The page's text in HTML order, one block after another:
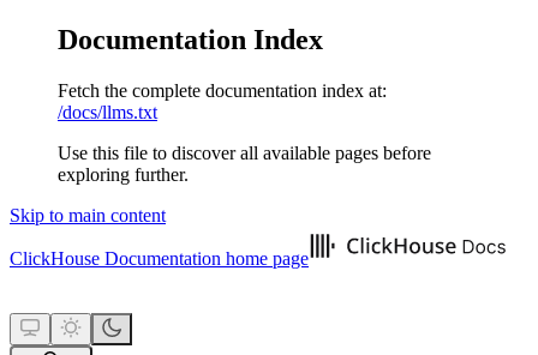
Documentation Index
Fetch the complete documentation index at:
/docs/llms.txt
Use this file to discover all available pages before
exploring further.
Skip to main content
ClickHouse Documentation home page